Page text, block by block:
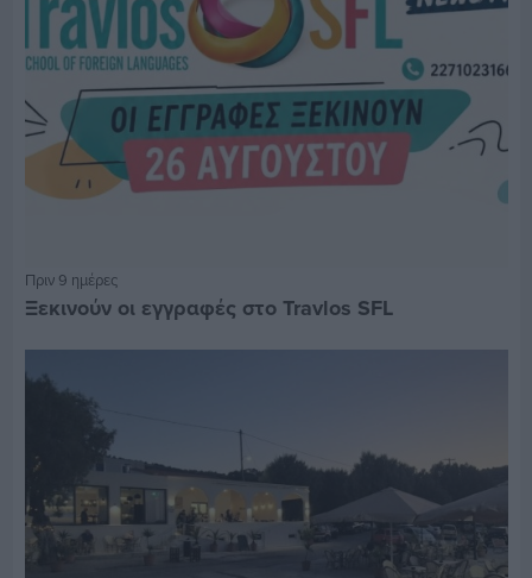
Πριν 9 ημέρες
Ξεκινούν οι εγγραφές στο Travlos SFL